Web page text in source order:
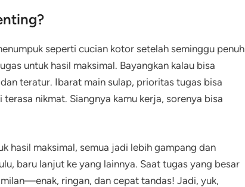
seperti cucian kotor setelah seminggu penuh
untuk hasil maksimal. Bayangkan kalau bisa
teratur. Ibarat main sulap, prioritas tugas bisa
nikmat. Siangnya kamu kerja, sorenya bisa
hasil maksimal, semua jadi lebih gampang dan
baru lanjut ke yang lainnya. Saat tugas yang besar
ringan, dan cepat tandas! Jadi, yuk,